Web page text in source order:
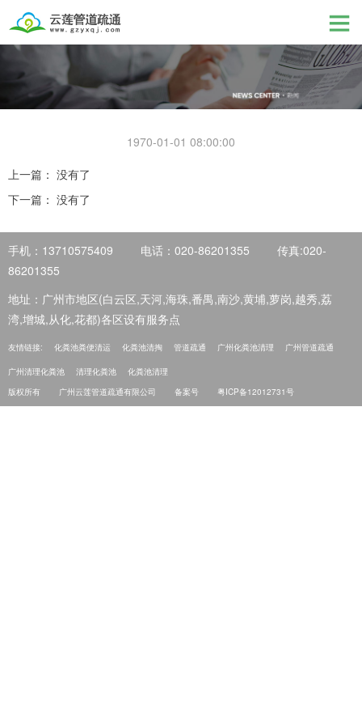
1970-01-01 08:00:00
上一篇： 没有了
下一篇： 没有了
手机：13710575409 电话：020-86201355
传真:020-
86201355
地址：广州市地区(白云区,天河,海珠,番禺,南沙,黄埔,萝岗,越秀,荔
湾,增城,从化,花都)各区设有服务点
友情链接: 化粪池粪便清运 化粪池清掏 管道疏通 广州化粪池清理 广州管道疏通
广州清理化粪池 清理化粪池
化粪池清理
版权所有
广州云莲管道疏通有限公司 备案号 粤ICP备12012731号